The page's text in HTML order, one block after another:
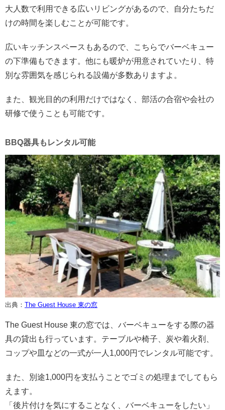
大人数で利用できる広いリビングがあるので、自分たちだ
けの時間を楽しむことが可能です。
広いキッチンスペースもあるので、こちらでバーベキュー
の下準備もできます。他にも暖炉が用意されていたり、特
別な雰囲気を感じられる設備が多数ありますよ。
また、観光目的の利用だけではなく、部活の合宿や会社の
研修で使うことも可能です。
BBQ器具もレンタル可能
出典： The Guest House 東の窓
The Guest House 東の窓では、バーベキューをする際の器
具の貸出も行っています。テーブルや椅子、炭や着火剤、
コップや皿などの一式が一人1,000円でレンタル可能です。
また、別途1,000円を支払うことでゴミの処理までしてもら
えます。
「後片付けを気にすることなく、バーベキューをしたい」